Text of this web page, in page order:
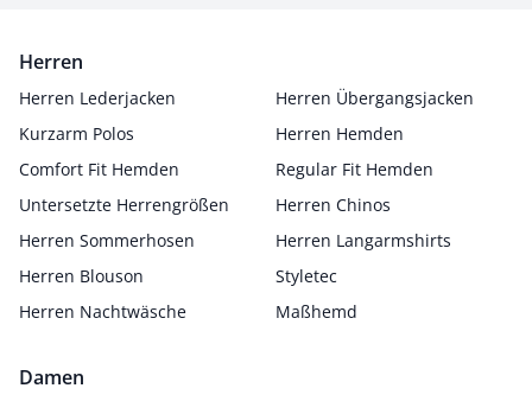
Herren
Herren Lederjacken
Herren Übergangsjacken
Kurzarm Polos
Herren Hemden
Comfort Fit Hemden
Regular Fit Hemden
Untersetzte Herrengrößen
Herren Chinos
Herren Sommerhosen
Herren Langarmshirts
Herren Blouson
Styletec
Herren Nachtwäsche
Maßhemd
Damen